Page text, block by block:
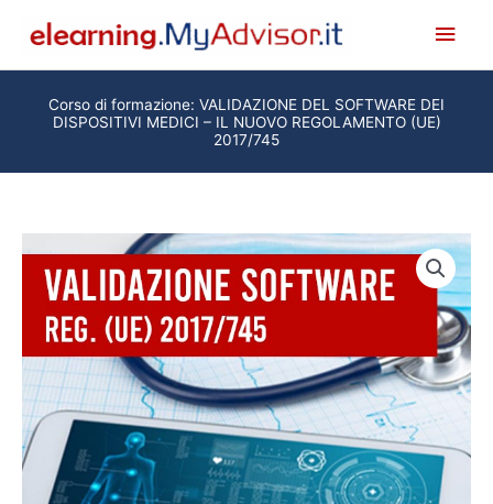
contenuto
Corso di formazione: VALIDAZIONE DEL SOFTWARE DEI
DISPOSITIVI MEDICI – IL NUOVO REGOLAMENTO (UE)
2017/745
formazione:
VALIDAZIONE
DEL
SOFTWARE
DEI
DISPOSITIVI
MEDICI